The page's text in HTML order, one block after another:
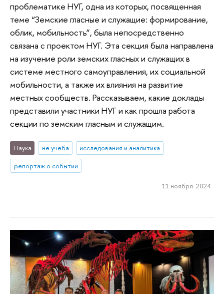
проблематике НУГ, одна из которых, посвященная
теме “Земские гласные и служащие: формирование,
облик, мобильность”, была непосредственно
связана с проектом НУГ. Эта секция была направлена
на изучение роли земских гласных и служащих в
системе местного самоуправления, их социальной
мобильности, а также их влияния на развитие
местных сообществ. Рассказываем, какие доклады
представили участники НУГ и как прошла работа
секции по земским гласным и служащим.
Наука не учеба
исследования и аналитика
репортаж о событии
11 ноября 2024